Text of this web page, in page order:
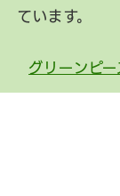
ています。
グリーンピ